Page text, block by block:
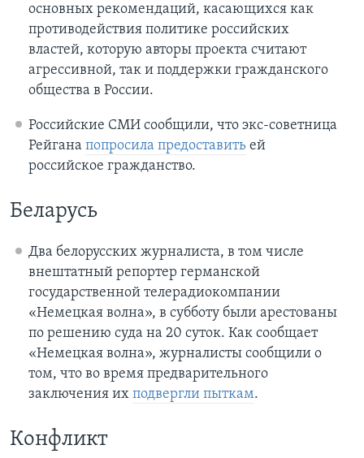
основных рекомендаций, касающихся как
противодействия политике российских
властей, которую авторы проекта считают
агрессивной, так и поддержки гражданского
общества в России.
Российские СМИ сообщили, что экс-советница
Рейгана попросила предоставитьей
российское гражданство.
Беларусь
Два белорусских журналиста, в том числе
внештатный репортер германской
государственной телерадиокомпании
«Немецкая волна», в субботу были арестованы
по решению суда на 20 суток. Как сообщает
«Немецкая волна», журналисты сообщили о
том, что во время предварительного
заключения их подвергли пыткам.
Конфликт